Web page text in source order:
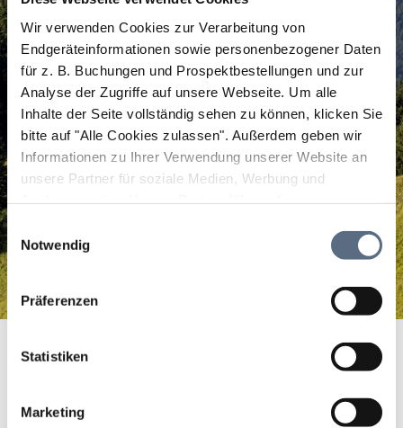
Wir verwenden Cookies zur Verarbeitung von
Endgeräteinformationen sowie personenbezogener Daten
für z. B. Buchungen und Prospektbestellungen und zur
Analyse der Zugriffe auf unsere Webseite. Um alle
Inhalte der Seite vollständig sehen zu können, klicken Sie
bitte auf "Alle Cookies zulassen". Außerdem geben wir
Informationen zu Ihrer Verwendung unserer Website an
unsere Partner für soziale Medien, Werbung und
zusammen, die Sie ihnen bereitgestellt haben oder die
sie im Rahmen Ihrer Nutzung der Dienste gesammelt
Einwilligungsauswahl
Notwendig
Präferenzen
Statistiken
Marketing